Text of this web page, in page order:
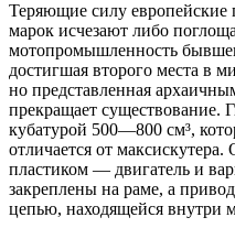
Теряющие силу
марок исчезают либо
мотопромышленность
достигшая второго места в
но представленная
прекращает существование.
кубатурой 500—800 см³,
отличается от
пластиком — двигатель и
закреплены на раме, а
цепью, находящейся внутри